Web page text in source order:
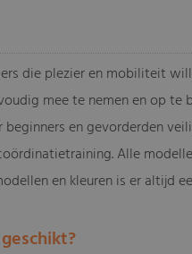
die plezier en mobiliteit
mee te nemen en op te
en gevorderden
Alle
en kleuren is er altijd